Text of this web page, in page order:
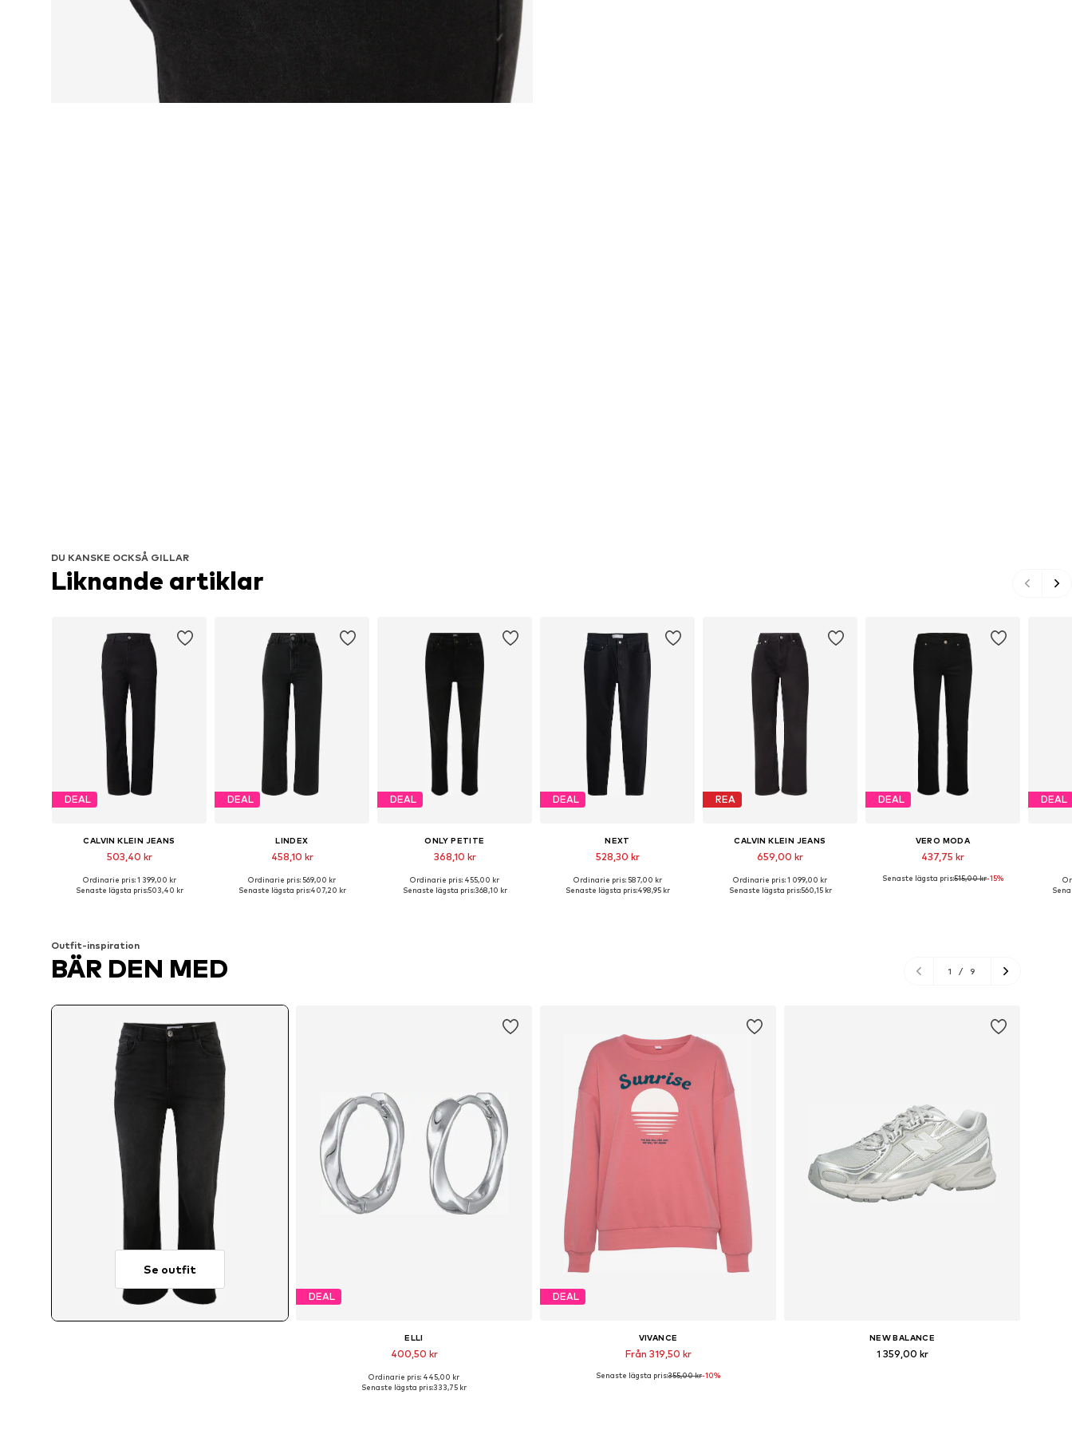
DU KANSKE OCKSÅ GILLAR
Liknande artiklar
DEAL
CALVIN KLEIN JEANS
503,40 kr
Ordinarie pris: 1 399,00 kr
Senaste lägsta pris:503,40 kr
DEAL
LINDEX
458,10 kr
Tillgänglig i många storlekar
Ordinarie pris: 569,00 kr
Senaste lägsta pris:407,20 kr
DEAL
ONLY PETITE
368,10 kr
Tillgänglig i många storlekar
Ordinarie pris: 455,00 kr
Senaste lägsta pris:368,10 kr
DEAL
NEXT
528,30 kr
Tillgänglig i många storlekar
Ordinarie pris: 587,00 kr
Senaste lägsta pris:498,95 kr
REA
CALVIN KLEIN JEANS
659,00 kr
Tillgänglig i många storlekar
Ordinarie pris: 1 099,00 kr
Senaste lägsta pris:560,15 kr
DEAL
VERO MODA
437,75 kr
Tillgänglig i många storlekar
Senaste lägsta pris:515,00 kr-15%
DEAL
Outfit-inspiration
BÄR DEN MED 1 / 9
Se outfit
DEAL
ELLI
400,50 kr
Tillgängliga storlekar: One Size
Ordinarie pris: 445,00 kr
Senaste lägsta pris:333,75 kr
DEAL
VIVANCE
Från 319,50 kr
Tillgänglig i många storlekar
Senaste lägsta pris:355,00 kr-10%
NEW BALANCE
1 359,00 kr